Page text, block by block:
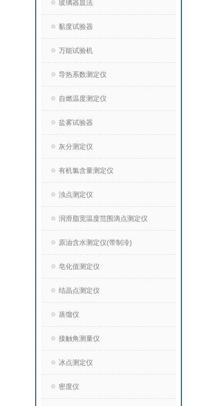
玻璃器皿法
黏度试验器
万能试验机
导热系数测定仪
自燃温度测定仪
盐雾试验器
灰分测定仪
有机氯含量测定仪
浊点测定仪
润滑脂宽温度范围滴点测定仪
原油含水测定仪(带制冷)
皂化值测定仪
结晶点测定仪
蒸馏仪
接触角测量仪
冰点测定仪
密度仪